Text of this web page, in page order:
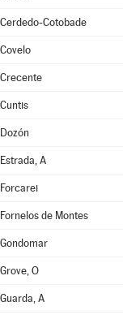
Cerdedo-Cotobade
Covelo
Crecente
Cuntis
Dozón
Estrada, A
Forcarei
Fornelos de Montes
Gondomar
Grove, O
Guarda, A